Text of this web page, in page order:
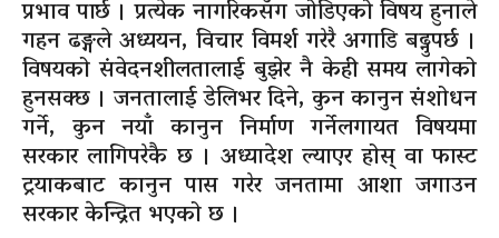
प्रभाव पार्छ । प्रत्येक नागरिकसँग जोडिएको विषय हुनाले
गहन ढङ्गले अध्ययन, विचार विमर्श गरेरै अगाडि बढ्नुपर्छ ।
विषयको संवेदनशीलतालाई बुझेर नै केही समय लागेको
हुनसक्छ । जनतालाई डेलिभर दिने, कुन कानुन संशोधन
गर्ने, कुन नयाँ कानुन निर्माण गर्नेलगायत विषयमा
सरकार लागिपरेकै छ । अध्यादेश ल्याएर होस् वा फास्ट
ट्रयाकबाट कानुन पास गरेर जनतामा आशा जगाउन
सरकार केन्द्रित भएको छ ।